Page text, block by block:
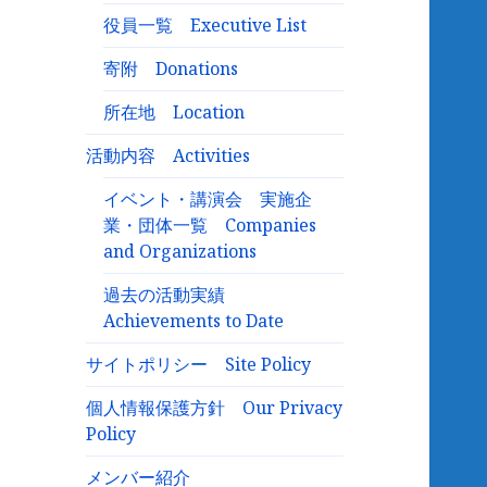
役員一覧 Executive List
寄附 Donations
所在地 Location
活動内容 Activities
イベント・講演会 実施企
業・団体一覧 Companies
and Organizations
過去の活動実績
Achievements to Date
サイトポリシー Site Policy
個人情報保護方針 Our Privacy
Policy
メンバー紹介